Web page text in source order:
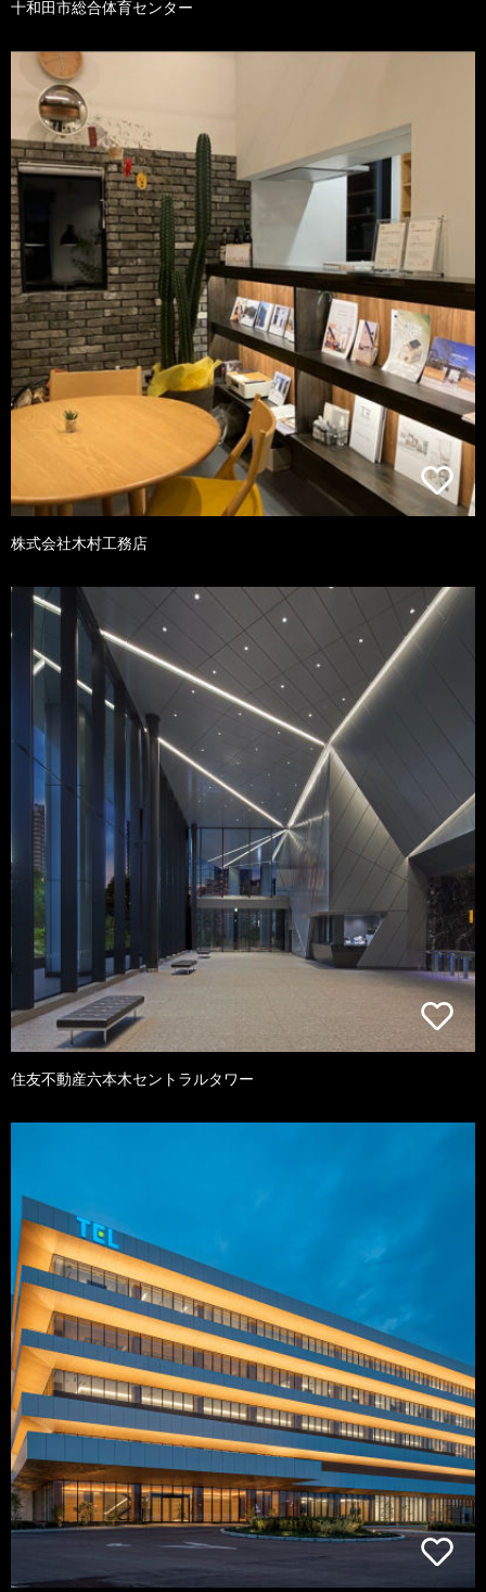
十和田市総合体育センター
株式会社木村工務店
住友不動産六本木セントラルタワー